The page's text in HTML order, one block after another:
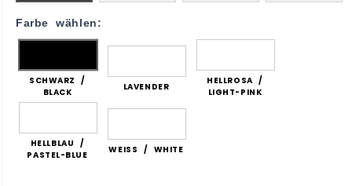
Farbe wählen:
SCHWARZ /
BLACK
LAVENDER
HELLROSA /
LIGHT-PINK
HELLBLAU /
PASTEL-BLUE
WEISS / WHITE